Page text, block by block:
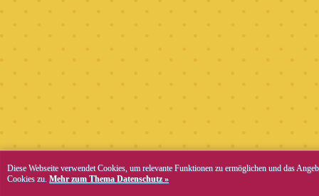
Diese Webseite verwendet Cookies, um relevante Funktionen zu ermöglichen und das
Cookies zu. Mehr zum Thema Datenschutz »